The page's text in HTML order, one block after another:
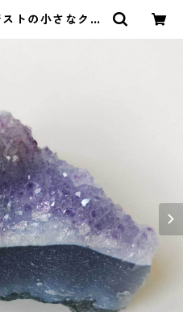
トの小さなクラ